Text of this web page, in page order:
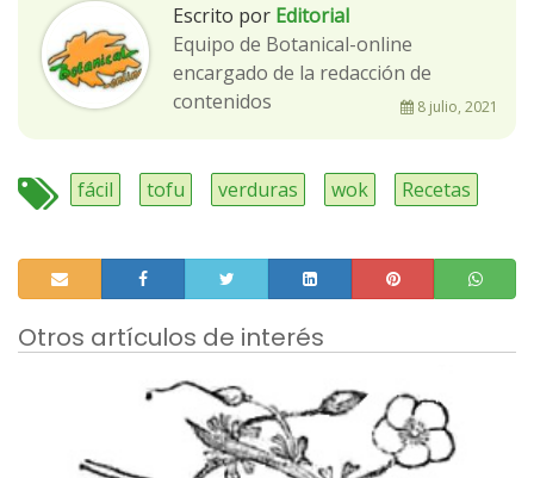
Escrito por Editorial
Equipo de Botanical-online
encargado de la redacción de
contenidos
8 julio, 2021
fácil tofu verduras wok Recetas
Otros artículos de interés